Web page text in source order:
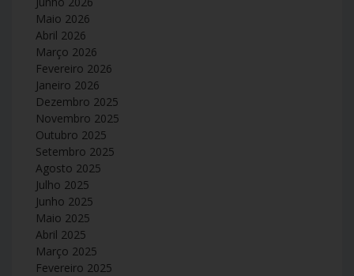
Maio 2026
Abril 2026
Março 2026
Fevereiro 2026
Janeiro 2026
Dezembro 2025
Novembro 2025
Outubro 2025
Setembro 2025
Agosto 2025
Julho 2025
Junho 2025
Maio 2025
Abril 2025
Março 2025
Fevereiro 2025